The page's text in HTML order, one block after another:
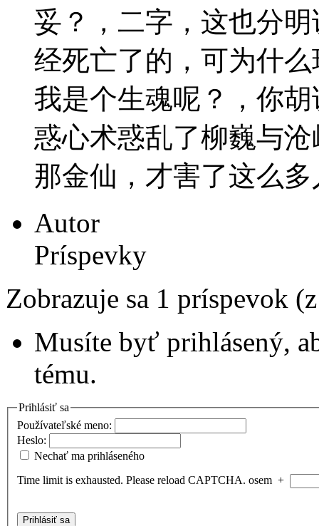
妥？，二字，这也分
经死亡了的，可为什
我是个生魂呢？，你
惑心术惑乱了柳巍与
那金仙，才害了这么
Autor
Príspevky
Zobrazuje sa 1 príspevok
Musíte byť prihlásený,
tému.
Prihlásiť sa
Používateľské meno:
Heslo:
Nechať ma prihláseného
Time limit is exhausted. Please reload CAPTCHA. osem +
Prihlásiť sa